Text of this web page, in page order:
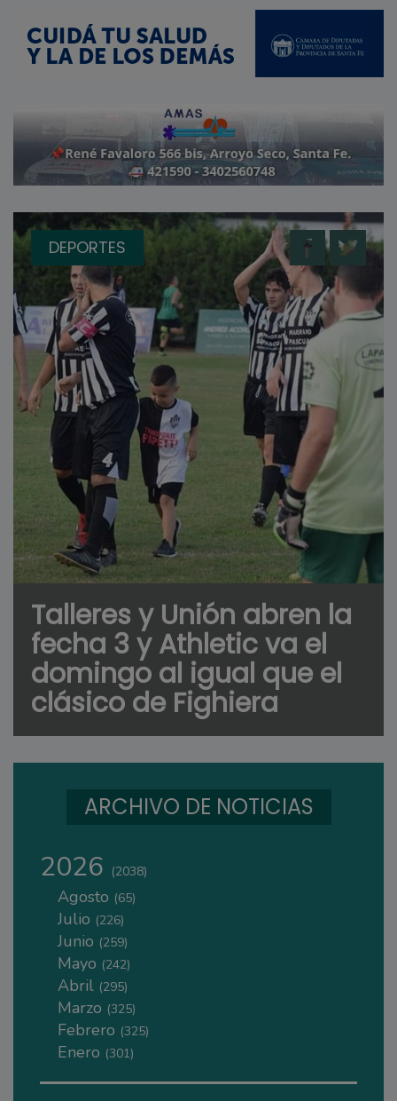
DEPORTES
Talleres y Unión abren la
fecha 3 y Athletic va el
domingo al igual que el
clásico de Fighiera
ARCHIVO DE NOTICIAS
2026 (2038)
Agosto (65)
Julio (226)
Junio (259)
Mayo (242)
Abril (295)
Marzo (325)
Febrero (325)
Enero (301)